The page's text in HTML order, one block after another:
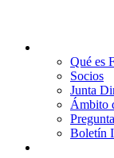
Qué es
Socios
Junta
Ámbito
Boletín